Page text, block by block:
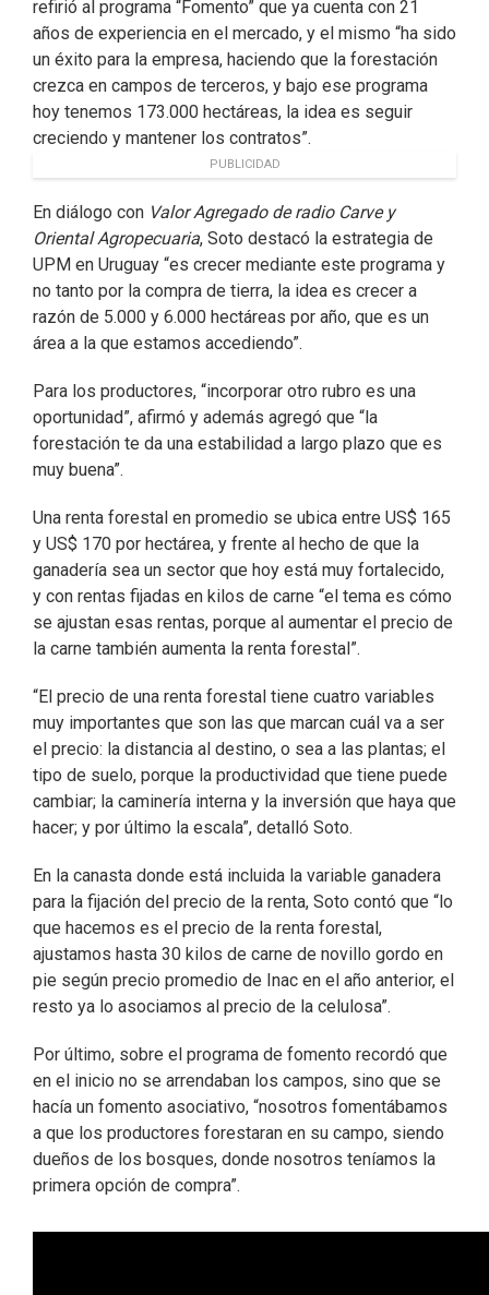
refirió al programa “Fomento” que ya cuenta con 21
años de experiencia en el mercado, y el mismo “ha sido
un éxito para la empresa, haciendo que la forestación
crezca en campos de terceros, y bajo ese programa
hoy tenemos 173.000 hectáreas, la idea es seguir
creciendo y mantener los contratos”.
PUBLICIDAD
En diálogo con Valor Agregado de radio Carve y
Oriental Agropecuaria, Soto destacó la estrategia de
UPM en Uruguay “es crecer mediante este programa y
no tanto por la compra de tierra, la idea es crecer a
razón de 5.000 y 6.000 hectáreas por año, que es un
área a la que estamos accediendo”.
Para los productores, “incorporar otro rubro es una
oportunidad”, afirmó y además agregó que “la
forestación te da una estabilidad a largo plazo que es
muy buena”.
Una renta forestal en promedio se ubica entre US$ 165
y US$ 170 por hectárea, y frente al hecho de que la
ganadería sea un sector que hoy está muy fortalecido,
y con rentas fijadas en kilos de carne “el tema es cómo
se ajustan esas rentas, porque al aumentar el precio de
la carne también aumenta la renta forestal”.
“El precio de una renta forestal tiene cuatro variables
muy importantes que son las que marcan cuál va a ser
el precio: la distancia al destino, o sea a las plantas; el
tipo de suelo, porque la productividad que tiene puede
cambiar; la caminería interna y la inversión que haya que
hacer; y por último la escala”, detalló Soto.
En la canasta donde está incluida la variable ganadera
para la fijación del precio de la renta, Soto contó que “lo
que hacemos es el precio de la renta forestal,
ajustamos hasta 30 kilos de carne de novillo gordo en
pie según precio promedio de Inac en el año anterior, el
resto ya lo asociamos al precio de la celulosa”.
Por último, sobre el programa de fomento recordó que
en el inicio no se arrendaban los campos, sino que se
hacía un fomento asociativo, “nosotros fomentábamos
a que los productores forestaran en su campo, siendo
dueños de los bosques, donde nosotros teníamos la
primera opción de compra”.